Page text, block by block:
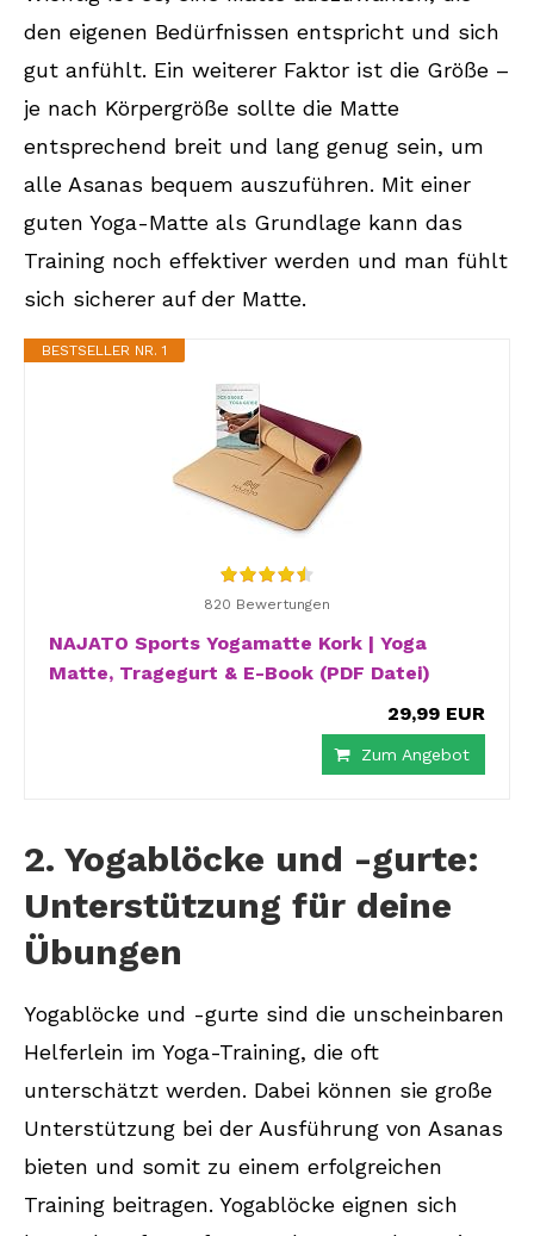
den eigenen Bedürfnissen entspricht und sich
gut anfühlt. Ein weiterer Faktor ist die Größe –
je nach Körpergröße sollte die Matte
entsprechend breit und lang genug sein, um
alle Asanas bequem auszuführen. Mit einer
guten Yoga-Matte als Grundlage kann das
Training noch effektiver werden und man fühlt
sich sicherer auf der Matte.
BESTSELLER NR. 1
820 Bewertungen
NAJATO Sports Yogamatte Kork | Yoga
Matte, Tragegurt & E-Book (PDF Datei)
29,99 EUR
Zum Angebot
2. Yogablöcke und -gurte:
Unterstützung für deine
Übungen
Yogablöcke und -gurte sind die unscheinbaren
Helferlein im Yoga-Training, die oft
unterschätzt werden. Dabei können sie große
Unterstützung bei der Ausführung von Asanas
bieten und somit zu einem erfolgreichen
Training beitragen. Yogablöcke eignen sich